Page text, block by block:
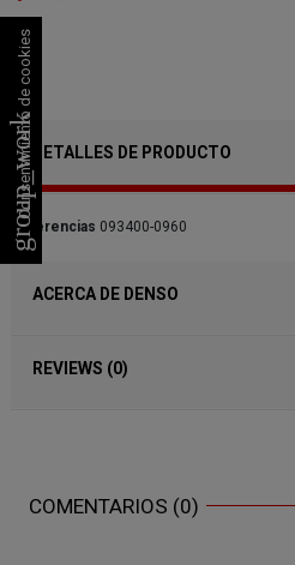
DETALLES DE PRODUCTO
Referencias 093400-0960
ACERCA DE DENSO
REVIEWS (0)
COMENTARIOS (0)
group_work
Consentimiento de cookies